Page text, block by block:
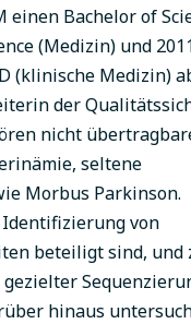
einen Bachelor of
(Medizin) und
(klinische Medizin)
der
nicht
seltene
Morbus Parkinson.
von
beteiligt sind, und
hinaus